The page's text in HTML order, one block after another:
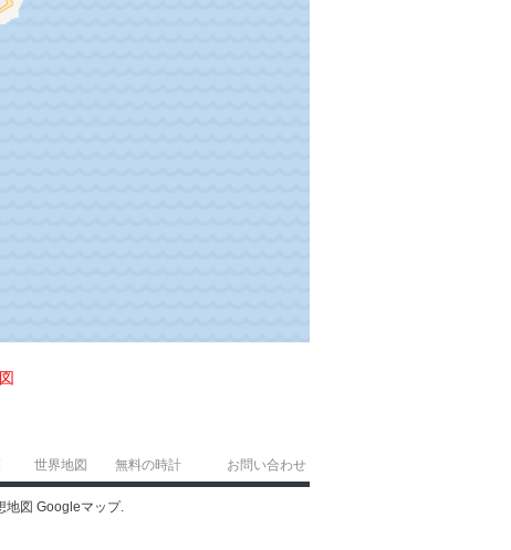
世界地図 無料の時計 お問い合わせ
地図 Googleマップ.